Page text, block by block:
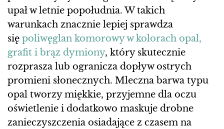
upał w letnie popołudnia. W takich
warunkach znacznie lepiej sprawdza
się poliwęglan komorowy w kolorach opal,
grafit i brąz dymiony, który skutecznie
rozprasza lub ogranicza dopływ ostrych
promieni słonecznych. Mleczna barwa typu
opal tworzy miękkie, przyjemne dla oczu
oświetlenie i dodatkowo maskuje drobne
zanieczyszczenia osiadające z czasem na